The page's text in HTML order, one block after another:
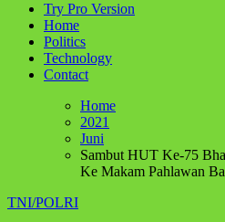
Try Pro Version
Home
Politics
Technology
Contact
Home
2021
Juni
Sambut HUT Ke-75
Ke Makam Pahlawan
TNI/POLRI